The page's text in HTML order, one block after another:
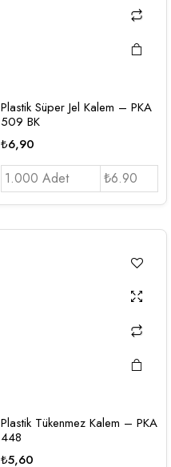
Plastik Süper Jel Kalem – PKA
509 BK
₺6,90
1.000 Adet ₺6.90
Plastik Tükenmez Kalem – PKA
448
₺5,60